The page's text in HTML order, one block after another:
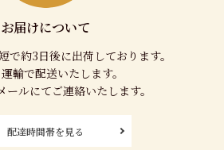
お届けについて
で約3日後に出荷しております。
輸で配送いたします。
ールにてご連絡いたします。
配達時間帯を見る